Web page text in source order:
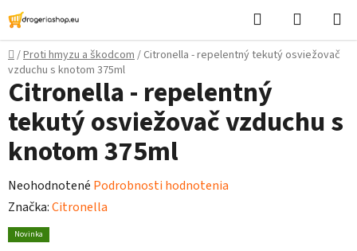
Prejsť
na
obsah
Hľadať
košík
Domov
/Proti hmyzu a škodcom/ Citronella - repelentný tekutý osviežovač
vzduchu s knotom 375ml
Citronella - repelentný
tekutý osviežovač vzduchu s
knotom 375ml
Priemerné
hodnotenie
produktu
Neohodnotené Podrobnosti hodnotenia
Značka:Citronella
Novinka